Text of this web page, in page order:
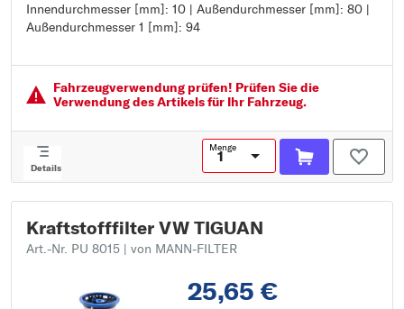
Innendurchmesser [mm]: 10 | Außendurchmesser [mm]: 80 |
Außendurchmesser 1 [mm]: 94
Höhe [mm]: 149
Innendurchmesser [mm]: 10
Außendurchmesser 1 [mm]: 94
Fahrzeugver­wendung prüfen! Prüfen Sie die
Verwendung des Artikels für Ihr Fahrzeug.
Details
Menge
Kraftstofffilter VW TIGUAN
Art.-Nr. PU 8015 | von MANN-FILTER
25,65 €